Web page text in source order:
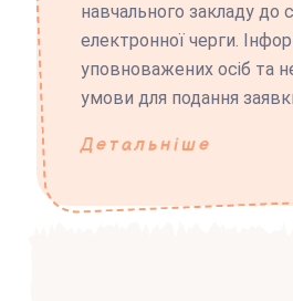
навчального закладу до
електронної черги.
уповноважених осіб та
умови для подання
Детальніше